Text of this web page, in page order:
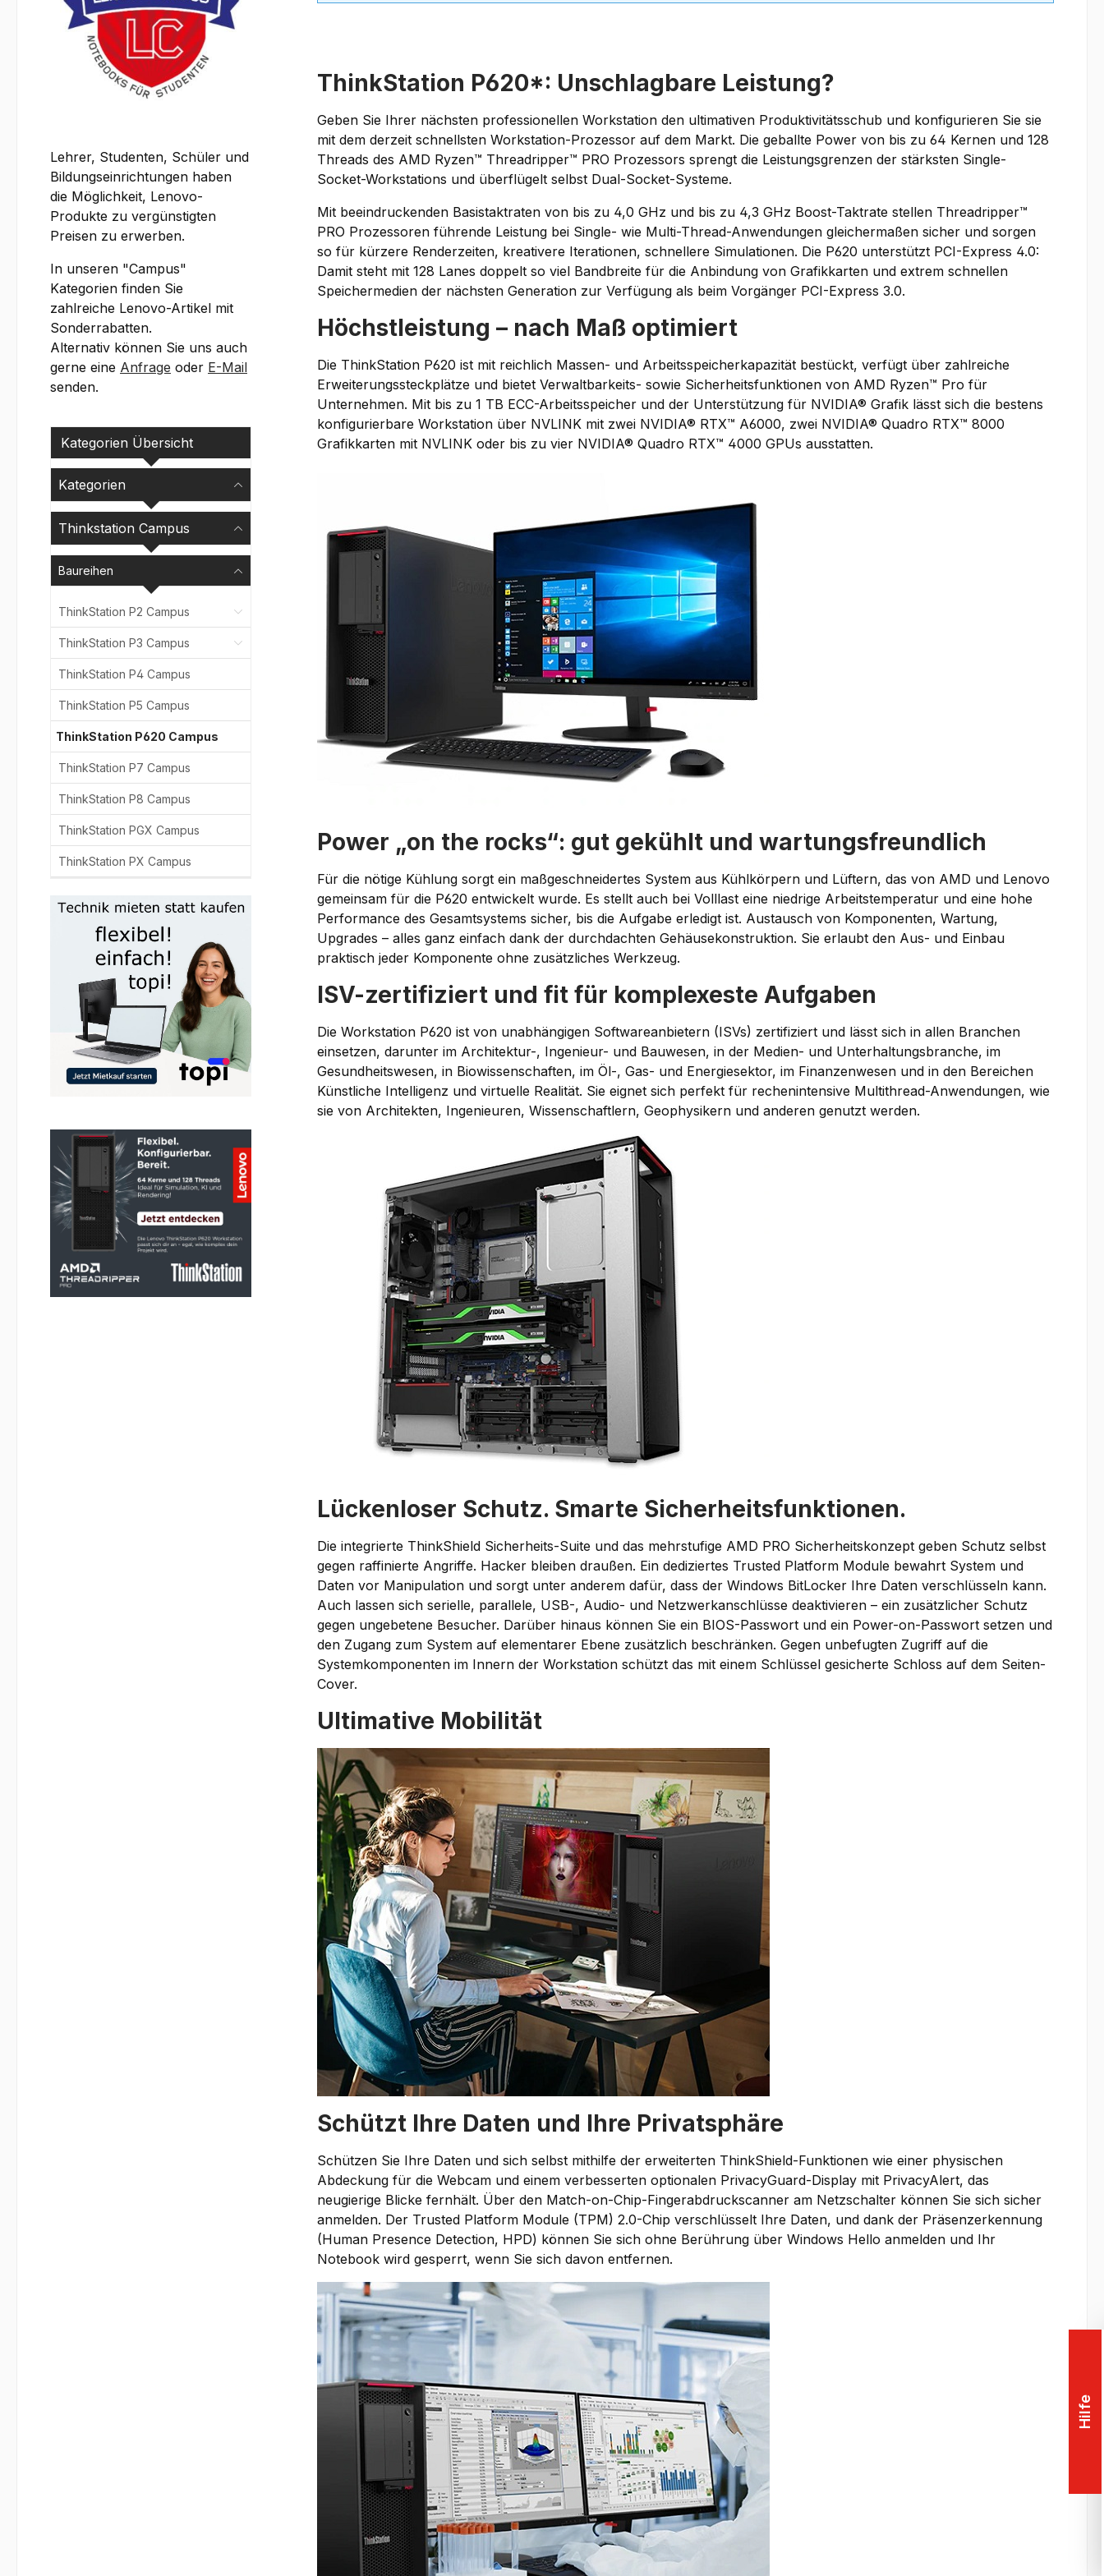
Lehrer, Studenten, Schüler und
Bildungseinrichtungen haben
die Möglichkeit, Lenovo-
Produkte zu vergünstigten
Preisen zu erwerben.
In unseren "Campus"
Kategorien finden Sie
zahlreiche Lenovo-Artikel mit
Sonderrabatten.
Alternativ können Sie uns auch
gerne eine Anfrage oder E-Mail
senden.
Kategorien Übersicht
Kategorien
Thinkstation Campus
Baureihen
ThinkStation P2 Campus
ThinkStation P3 Campus
ThinkStation P4 Campus
ThinkStation P5 Campus
ThinkStation P620 Campus
ThinkStation P7 Campus
ThinkStation P8 Campus
ThinkStation PGX Campus
ThinkStation PX Campus
ThinkStation P620*: Unschlagbare Leistung?
Geben Sie Ihrer nächsten professionellen Workstation den ultimativen Produktivitätsschub und konfigurieren Sie sie
mit dem derzeit schnellsten Workstation-Prozessor auf dem Markt. Die geballte Power von bis zu 64 Kernen und 128
Threads des AMD Ryzen™ Threadripper™ PRO Prozessors sprengt die Leistungsgrenzen der stärksten Single-
Socket-Workstations und überflügelt selbst Dual-Socket-Systeme.
Mit beeindruckenden Basistaktraten von bis zu 4,0 GHz und bis zu 4,3 GHz Boost-Taktrate stellen Threadripper™
PRO Prozessoren führende Leistung bei Single- wie Multi-Thread-Anwendungen gleichermaßen sicher und sorgen
so für kürzere Renderzeiten, kreativere Iterationen, schnellere Simulationen. Die P620 unterstützt PCI-Express 4.0:
Damit steht mit 128 Lanes doppelt so viel Bandbreite für die Anbindung von Grafikkarten und extrem schnellen
Speichermedien der nächsten Generation zur Verfügung als beim Vorgänger PCI-Express 3.0.
Höchstleistung – nach Maß optimiert
Die ThinkStation P620 ist mit reichlich Massen- und Arbeitsspeicherkapazität bestückt, verfügt über zahlreiche
Erweiterungssteckplätze und bietet Verwaltbarkeits- sowie Sicherheitsfunktionen von AMD Ryzen™ Pro für
Unternehmen. Mit bis zu 1 TB ECC-Arbeitsspeicher und der Unterstützung für NVIDIA® Grafik lässt sich die bestens
konfigurierbare Workstation über NVLINK mit zwei NVIDIA® RTX™ A6000, zwei NVIDIA® Quadro RTX™ 8000
Grafikkarten mit NVLINK oder bis zu vier NVIDIA® Quadro RTX™ 4000 GPUs ausstatten.
Power „on the rocks“: gut gekühlt und wartungsfreundlich
Für die nötige Kühlung sorgt ein maßgeschneidertes System aus Kühlkörpern und Lüftern, das von AMD und Lenovo
gemeinsam für die P620 entwickelt wurde. Es stellt auch bei Volllast eine niedrige Arbeitstemperatur und eine hohe
Performance des Gesamtsystems sicher, bis die Aufgabe erledigt ist. Austausch von Komponenten, Wartung,
Upgrades – alles ganz einfach dank der durchdachten Gehäusekonstruktion. Sie erlaubt den Aus- und Einbau
praktisch jeder Komponente ohne zusätzliches Werkzeug.
ISV-zertifiziert und fit für komplexeste Aufgaben
Die Workstation P620 ist von unabhängigen Softwareanbietern (ISVs) zertifiziert und lässt sich in allen Branchen
einsetzen, darunter im Architektur-, Ingenieur- und Bauwesen, in der Medien- und Unterhaltungsbranche, im
Gesundheitswesen, in Biowissenschaften, im Öl-, Gas- und Energiesektor, im Finanzenwesen und in den Bereichen
Künstliche Intelligenz und virtuelle Realität. Sie eignet sich perfekt für rechenintensive Multithread-Anwendungen, wie
sie von Architekten, Ingenieuren, Wissenschaftlern, Geophysikern und anderen genutzt werden.
Lückenloser Schutz. Smarte Sicherheitsfunktionen.
Die integrierte ThinkShield Sicherheits-Suite und das mehrstufige AMD PRO Sicherheitskonzept geben Schutz selbst
gegen raffinierte Angriffe. Hacker bleiben draußen. Ein dediziertes Trusted Platform Module bewahrt System und
Daten vor Manipulation und sorgt unter anderem dafür, dass der Windows BitLocker Ihre Daten verschlüsseln kann.
Auch lassen sich serielle, parallele, USB-, Audio- und Netzwerkanschlüsse deaktivieren – ein zusätzlicher Schutz
gegen ungebetene Besucher. Darüber hinaus können Sie ein BIOS-Passwort und ein Power-on-Passwort setzen und
den Zugang zum System auf elementarer Ebene zusätzlich beschränken. Gegen unbefugten Zugriff auf die
Systemkomponenten im Innern der Workstation schützt das mit einem Schlüssel gesicherte Schloss auf dem Seiten-
Cover.
Ultimative Mobilität
Schützt Ihre Daten und Ihre Privatsphäre
Schützen Sie Ihre Daten und sich selbst mithilfe der erweiterten ThinkShield-Funktionen wie einer physischen
Abdeckung für die Webcam und einem verbesserten optionalen PrivacyGuard-Display mit PrivacyAlert, das
neugierige Blicke fernhält. Über den Match-on-Chip-Fingerabdruckscanner am Netzschalter können Sie sich sicher
anmelden. Der Trusted Platform Module (TPM) 2.0-Chip verschlüsselt Ihre Daten, und dank der Präsenzerkennung
(Human Presence Detection, HPD) können Sie sich ohne Berührung über Windows Hello anmelden und Ihr
Notebook wird gesperrt, wenn Sie sich davon entfernen.
Hilfe